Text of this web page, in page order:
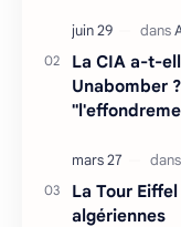
La CIA a-t-
Unabomber
La Tour
algériennes